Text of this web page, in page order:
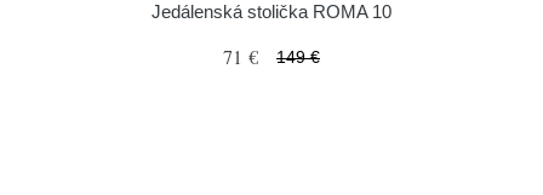
Jedálenská stolička ROMA 10
71 € 149 €